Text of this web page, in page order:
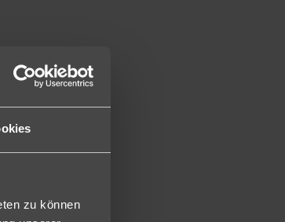
zu können
Playa Grande, und den hübschen
Sat.-TV, Telefon, Express-
WC, Föhn und Bademänteln sowie